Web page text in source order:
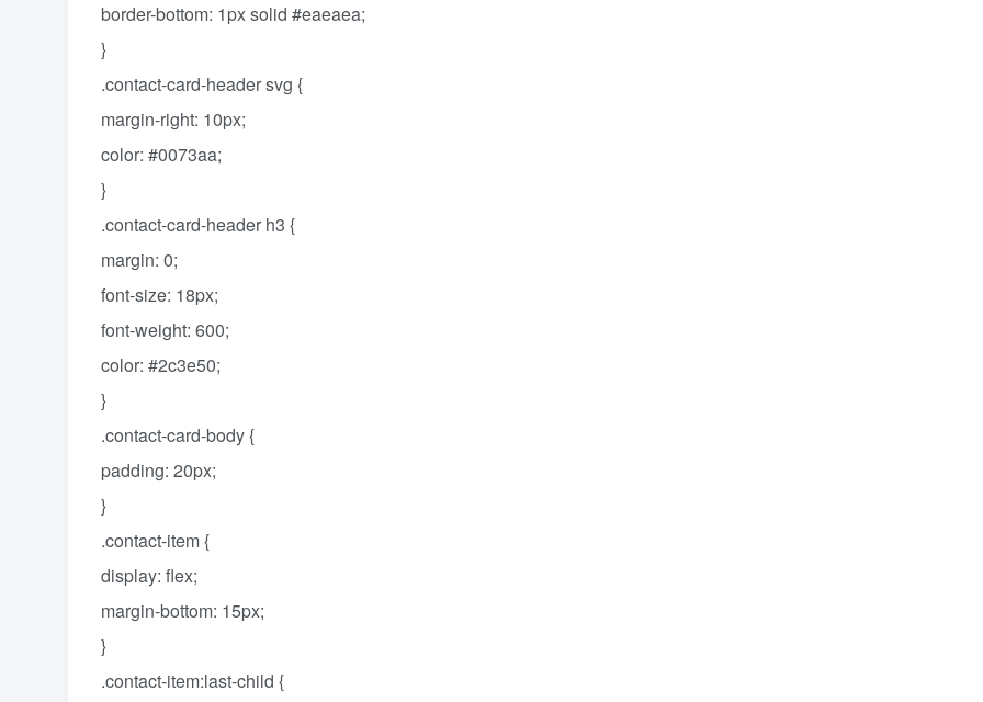
border-bottom: 1px solid #eaeaea;
}
.contact-card-header svg {
margin-right: 10px;
color: #0073aa;
}
.contact-card-header h3 {
margin: 0;
font-size: 18px;
font-weight: 600;
color: #2c3e50;
}
.contact-card-body {
padding: 20px;
}
.contact-item {
display: flex;
margin-bottom: 15px;
}
.contact-item:last-child {